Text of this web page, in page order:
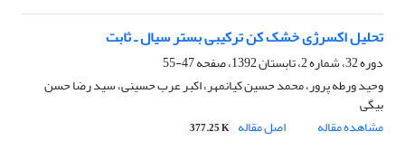
تحلیل اکسرژی خشک کن ترکیبی بستر سیال ـ ثابت
دوره 32، شماره 2، تابستان 1392، صفحه
47-55
وحید ورطه پرور، محمد حسین کیانمهر، اکبر عرب حسینی، سید رضا حسن
بیگی
مشاهده مقاله
اصل مقاله 377.25 K